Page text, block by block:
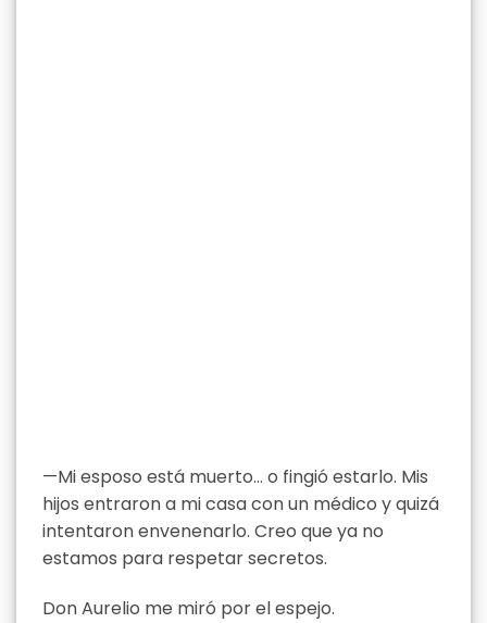
—Mi esposo está muerto… o fingió estarlo. Mis
hijos entraron a mi casa con un médico y quizá
intentaron envenenarlo. Creo que ya no
estamos para respetar secretos.
Don Aurelio me miró por el espejo.